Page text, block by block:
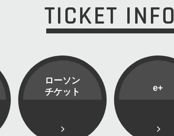
TICKET INFO
ローソン
チケット
e+